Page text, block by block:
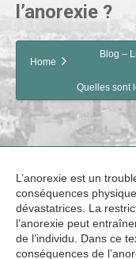
l’anorexie ?
Home
Blog –
Quelles sont
L’anorexie est un
conséquences
dévastatrices. La
l’anorexie peut
de l’individu. Dans ce
conséquences de